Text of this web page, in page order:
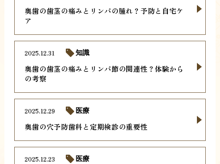
奥歯の歯茎の痛みとリンパの腫れ？予防と自宅ケ
ア
奥歯の歯茎の痛みとリンパ節の関連性？体験から
の考察
2025.12.31 知識
奥歯の穴予防歯科と定期検診の重要性
2025.12.29 医療
2025.12.23 医療